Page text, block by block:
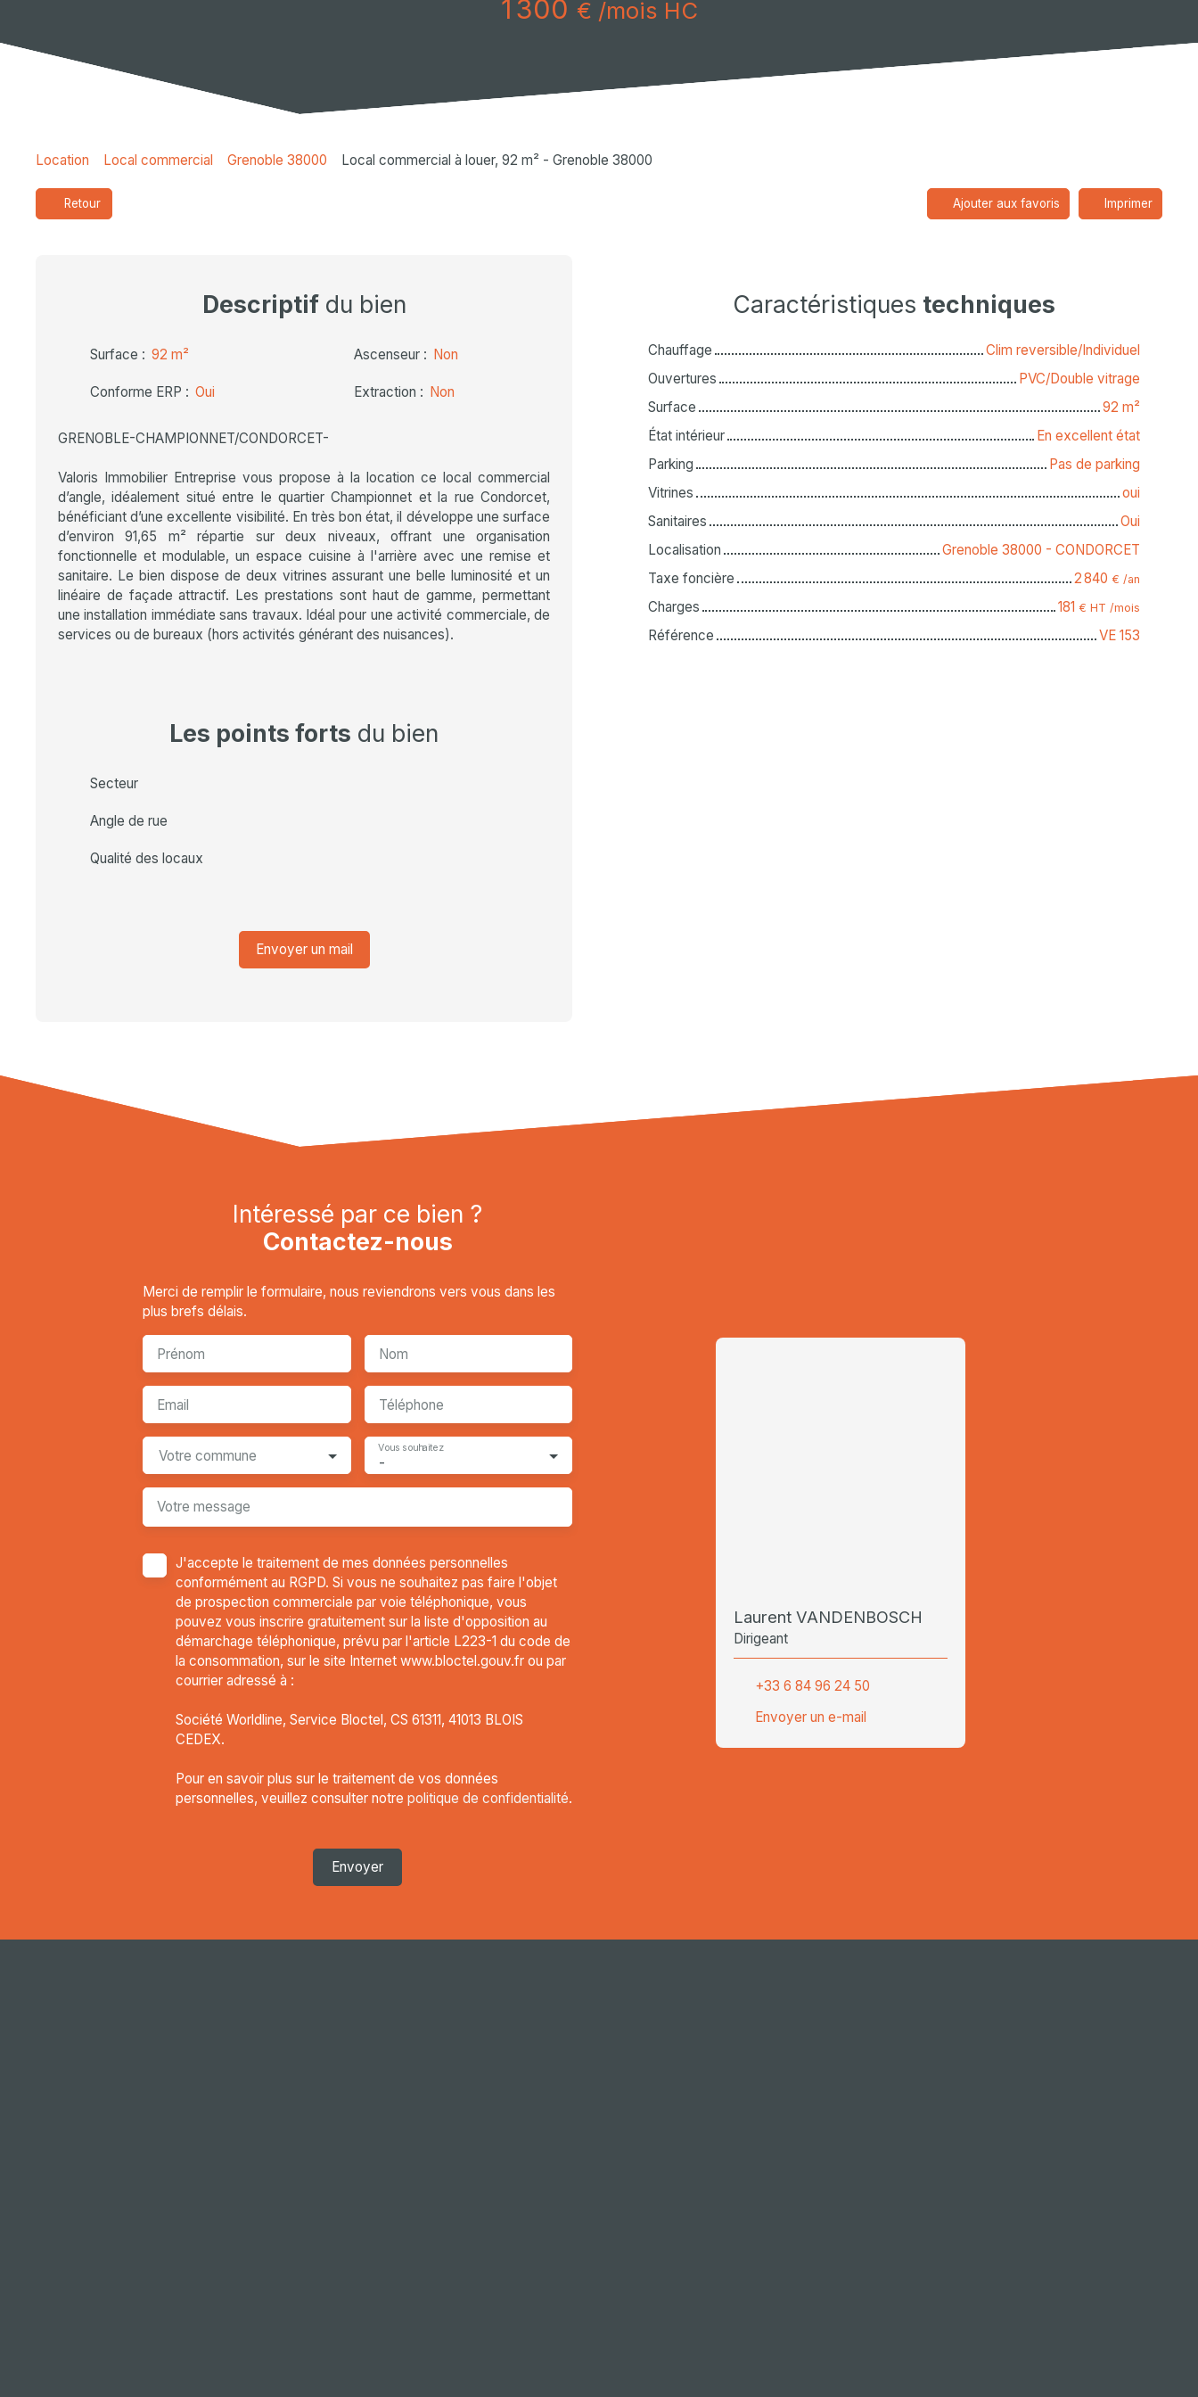
1 300 € /mois HC
Location Local commercial Grenoble 38000 Local commercial à louer, 92 m² - Grenoble 38000
Retour Ajouter aux favoris Imprimer
Descriptifdu bien
Surface : 92 m² Ascenseur : Non
Conforme ERP : Oui Extraction : Non
GRENOBLE-CHAMPIONNET/CONDORCET-
Valoris Immobilier Entreprise vous propose à la location ce local commercial
d’angle, idéalement situé entre le quartier Championnet et la rue Condorcet,
bénéficiant d’une excellente visibilité. En très bon état, il développe une surface
d’environ 91,65 m² répartie sur deux niveaux, offrant une organisation
fonctionnelle et modulable, un espace cuisine à l'arrière avec une remise et
sanitaire. Le bien dispose de deux vitrines assurant une belle luminosité et un
linéaire de façade attractif. Les prestations sont haut de gamme, permettant
une installation immédiate sans travaux. Idéal pour une activité commerciale, de
services ou de bureaux (hors activités générant des nuisances).
Les points forts du bien
Secteur
Angle de rue
Qualité des locaux
Envoyer un mail
Caractéristiques techniques
Chauffage
Clim reversible/Individuel
Ouvertures
PVC/Double vitrage
Surface
92 m²
État intérieur
En excellent état
Parking
Pas de parking
Vitrines
oui
Sanitaires
Oui
Localisation
Grenoble 38000 - CONDORCET
Taxe foncière
2 840 € /an
Charges 181 € HT /mois
Référence VE 153
Intéressé par ce bien ?
Contactez-nous
Merci de remplir le formulaire, nous reviendrons vers vous dans les
plus brefs délais.
Prénom Nom
Email Téléphone
Votre commune -
Vous souhaitez
Votre message
J'accepte le traitement de mes données personnelles
conformément au RGPD. Si vous ne souhaitez pas faire l'objet
de prospection commerciale par voie téléphonique, vous
pouvez vous inscrire gratuitement sur la liste d'opposition au
démarchage téléphonique, prévu par l'article L223-1 du code de
la consommation, sur le site Internet www.bloctel.gouv.fr ou par
courrier adressé à :
Société Worldline, Service Bloctel, CS 61311, 41013 BLOIS
CEDEX.
Pour en savoir plus sur le traitement de vos données
personnelles, veuillez consulter notre politique de confidentialité.
Envoyer
Laurent VANDENBOSCH
Dirigeant
+33 6 84 96 24 50
Envoyer un e-mail